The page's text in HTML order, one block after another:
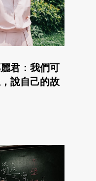
君：我們可
說自己的故